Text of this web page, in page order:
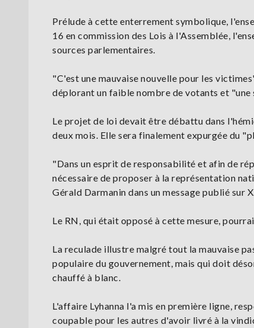
Prélude à cette enterrement symbolique,
16 en commission des Lois à l'Assemblée,
sources parlementaires.
"C'est une mauvaise nouvelle pour les
déplorant un faible nombre de votants et "une
Le projet de loi devait être débattu dans
deux mois. Elle sera finalement expurgée du
"Dans un esprit de responsabilité et afin de
nécessaire de proposer à la représentation
Gérald Darmanin dans un message publié sur
Le RN, qui était opposé à cette mesure,
La reculade illustre malgré tout la mauvaise
populaire du gouvernement, mais qui doit
chauffé à blanc.
L'affaire Lyhanna l'a mis en première ligne,
coupable pour les autres d'avoir livré à la